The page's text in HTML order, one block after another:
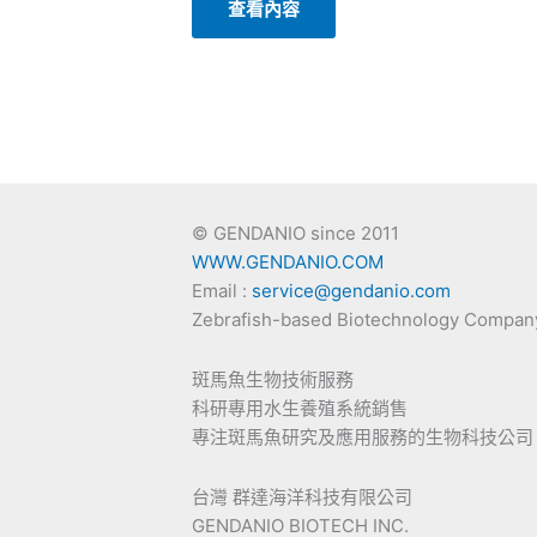
查看內容
© GENDANIO since 2011
WWW.GENDANIO.COM
Email : service@gendanio.com
Zebrafish-based Biotechnology
斑馬魚生物技術服務
科研專用水生養殖系統銷售
專注斑馬魚研究及應用服務的生物科技公司
台灣 群達海洋科技有限公司
GENDANIO BIOTECH INC.